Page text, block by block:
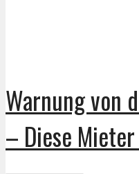
Warnung von
– Diese